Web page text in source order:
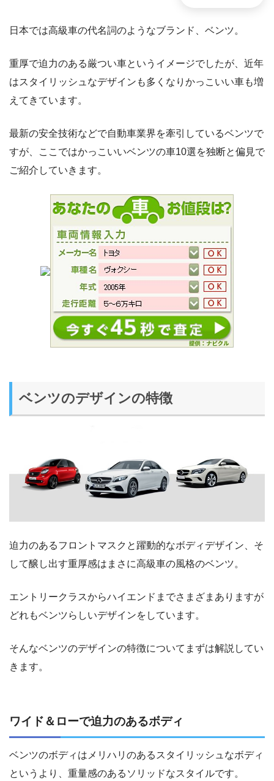
日本では高級車の代名詞のようなブランド、ベンツ。
重厚で迫力のある厳つい車というイメージでしたが、近年
はスタイリッシュなデザインも多くなりかっこいい車も増
えてきています。
最新の安全技術などで自動車業界を牽引しているベンツで
すが、ここではかっこいいベンツの車10選を独断と偏見で
ご紹介していきます。
ベンツのデザインの特徴
迫力のあるフロントマスクと躍動的なボディデザイン、そ
して醸し出す重厚感はまさに高級車の風格のベンツ。
エントリークラスからハイエンドまでさまざまありますが
どれもベンツらしいデザインをしています。
そんなベンツのデザインの特徴についてまずは解説してい
きます。
ワイド＆ローで迫力のあるボディ
ベンツのボディはメリハリのあるスタイリッシュなボディ
というより、重量感のあるソリッドなスタイルです。